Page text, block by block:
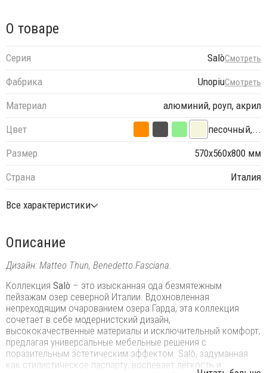
О товаре
Серия SalòСмотреть
Фабрика UnopiuСмотреть
Материал
алюминий, роуп, акрил
Цвет
песочный,...
Размер
570х560х800 мм
Страна
Италия
Все характеристики
Описание
Дизайн: Matteo Thun, Benedetto Fasciana.
Коллекция Salò – это изысканная ода безмятежным
пейзажам озер северной Италии. Вдохновленная
непреходящим очарованием озера Гарда, эта коллекция
сочетает в себе модернистский дизайн,
высококачественные материалы и исключительный комфорт,
предлагая универсальные мебельные решения с
поразительным эстетическим эффектом. Salò, задуманная
как стилистическое паспарту, воспевает лёгкость и